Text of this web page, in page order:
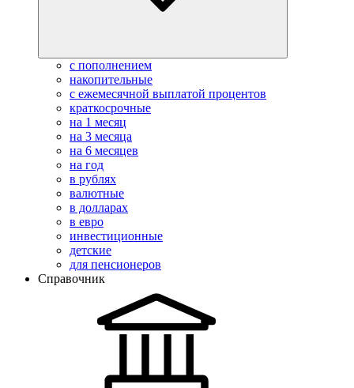
с пополнением
накопительные
с ежемесячной выплатой процентов
краткосрочные
на 1 месяц
на 3 месяца
на 6 месяцев
на год
в рублях
валютные
в долларах
в евро
инвестиционные
детские
для пенсионеров
Справочник